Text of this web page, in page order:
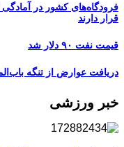
فرودگاه‌های کشور در
قرار دارند
قیمت نفت ۹۰ دلار شد
دریافت عوارض از تنگه
خبر ورزشی